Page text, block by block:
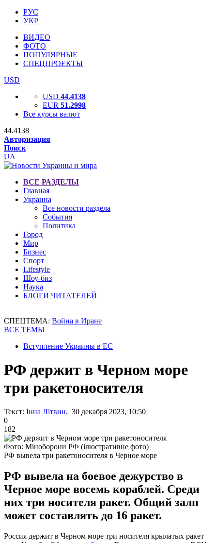
РУС
УКР
ВИДЕО
ФОТО
ПОПУЛЯРНЫЕ
СПЕЦПРОЕКТЫ
USD
USD 44.4138
EUR 51.2998
Все курсы валют
44.4138
Авторизация
Поиск
UA
ВСЕ РАЗДЕЛЫ
Главная
Украина
Все новости раздела
События
Политика
Город
Мир
Бизнес
Спорт
Lifestyle
Шоу-биз
Наука
БЛОГИ ЧИТАТЕЛЕЙ
СПЕЦТЕМА: Война в Иране
ВСЕ ТЕМЫ
Вступление Украины в ЕС
РФ держит в Черном море
три ракетоносителя
Текст: Інна Літвин, 30 декабря 2023, 10:50
0
182
Фото: Міноборони РФ (ілюстративне фото)
РФ вывела три ракетоносителя в Черное море
РФ вывела на боевое дежурство в
Черное море восемь кораблей. Среди
них три носителя ракет. Общий залп
может составлять до 16 ракет.
Россия держит в Черном море три носителя крылатых ракет